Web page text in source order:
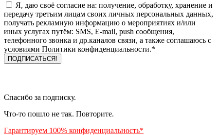
Я, даю своё согласие на: получение, обработку, хранение и
передачу третьим лицам своих личных персональных данных,
получать рекламную информацию о мероприятиях и/или
иных услугах путём: SMS, E-mail, push сообщения,
телефонного звонка и др.каналов связи, а также соглашаюсь с
условиями Политики конфиденциальности.*
Спасибо за подписку.
Что-то пошло не так. Повторите.
Гарантируем 100% конфиденциальность*